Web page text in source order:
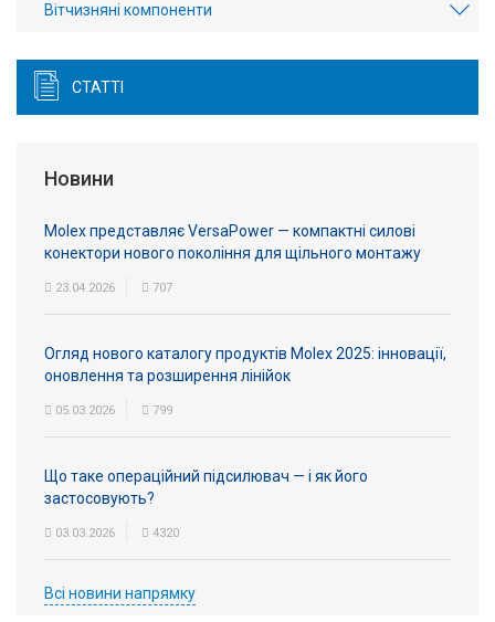
Вітчизняні компоненти
СТАТТІ
Новини
Molex представляє VersaPower — компактні силові
конектори нового покоління для щільного монтажу
23.04.2026 707
Огляд нового каталогу продуктів Molex 2025: інновації,
оновлення та розширення лінійок
05.03.2026 799
Що таке операційний підсилювач — і як його
застосовують?
03.03.2026 4320
Всі новини напрямку